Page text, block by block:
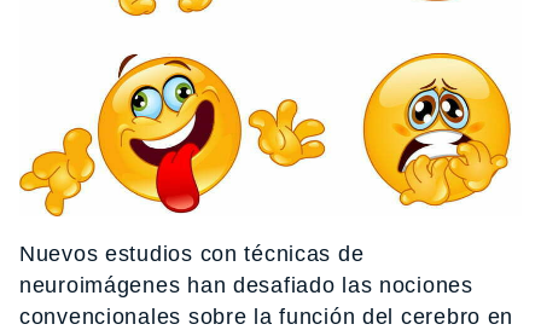
Nuevos estudios con técnicas de
neuroimágenes han desafiado las nociones
convencionales sobre la función del cerebro en